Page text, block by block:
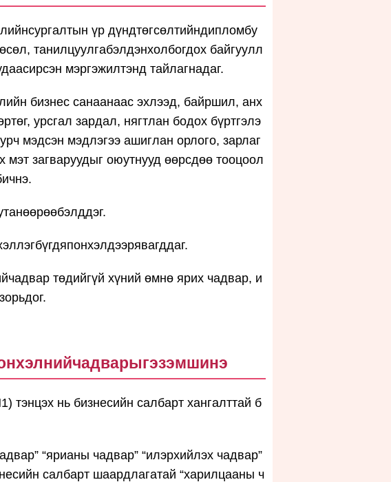
үр дүндтөгсөлтийндипломбу
танилцуулгабэлдэнхолбогдох байгуулл
мэргэжилтэнд тайлагнадаг.
бизнес санаанаас эхлээд, байршил, анх
урсгал зардал, нягтлан бодох бүртгэлэ
мэдсэн мэдлэгээ ашиглан орлого, зарлаг
мэт загваруудыг оюутнууд өөрсдөө тооцоол
төдийгүй хүний өмнө ярих чадвар, и
тэнцэх нь бизнесийн салбарт хангалттай б
“ярианы чадвар” “илэрхийлэх чадвар”
салбарт шаардлагатай “харилцааны ч